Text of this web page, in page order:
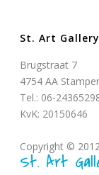
St. Art Gallery
Brugstraat 7
4754 AA
Tel.: 06-
KvK: 20150646
Copyright ©
St. Art